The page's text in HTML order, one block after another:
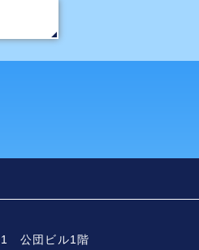
1 公団ビル1階